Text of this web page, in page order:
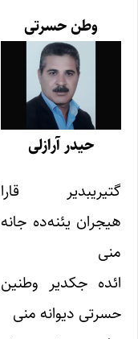
وطن حسرتی
حیدر آرازلی
گتیریبدیر قارا
هیجران یئنه‌ده جانه
منی
ائده جکدیر وطنین
حسرتی دیوانه منی